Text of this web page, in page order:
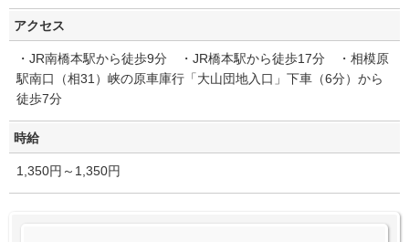
アクセス
・JR南橋本駅から徒歩9分 ・JR橋本駅から徒歩17分 ・相模原
駅南口（相31）峡の原車庫行「大山団地入口」下車（6分）から
徒歩7分
時給
1,350円～1,350円